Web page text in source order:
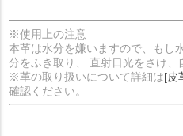
※使用上の注意
本革は水分を嫌いますので、もし
分をふき取り、 直射日光をさけ、
※革の取り扱いについて詳細は[皮
確認ください。